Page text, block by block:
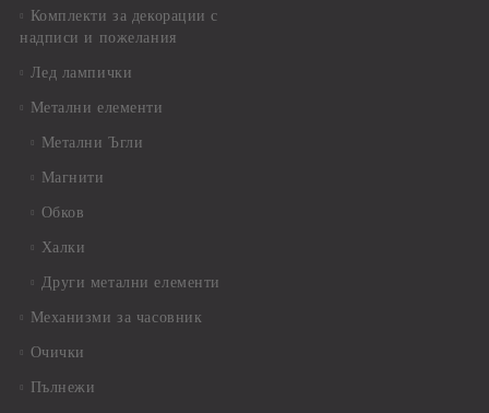
Комплекти за декорации с
надписи и пожелания
Лед лампички
Метални елементи
Метални Ъгли
Магнити
Обков
Халки
Други метални елементи
Механизми за часовник
Очички
Пълнежи